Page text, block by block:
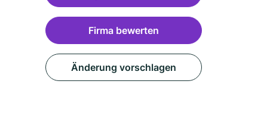
Firma bewerten
Änderung vorschlagen